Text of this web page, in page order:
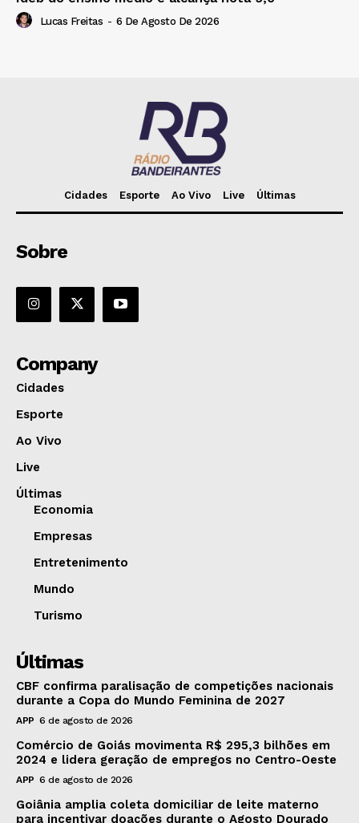
Lucas Freitas - 6 De Agosto De 2026
Cidades Esporte Ao Vivo Live Últimas
Sobre
Company
Cidades
Esporte
Ao Vivo
Live
Últimas
Economia
Empresas
Entretenimento
Mundo
Turismo
Últimas
CBF confirma paralisação de competições nacionais
durante a Copa do Mundo Feminina de 2027
APP 6 de agosto de 2026
Comércio de Goiás movimenta R$ 295,3 bilhões em
2024 e lidera geração de empregos no Centro-Oeste
APP 6 de agosto de 2026
Goiânia amplia coleta domiciliar de leite materno
para incentivar doações durante o Agosto Dourado